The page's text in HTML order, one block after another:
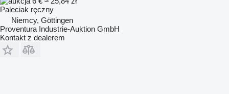
Paleciak ręczny
Niemcy, Göttingen
Proventura Industrie-Auktion GmbH
Kontakt z dealerem